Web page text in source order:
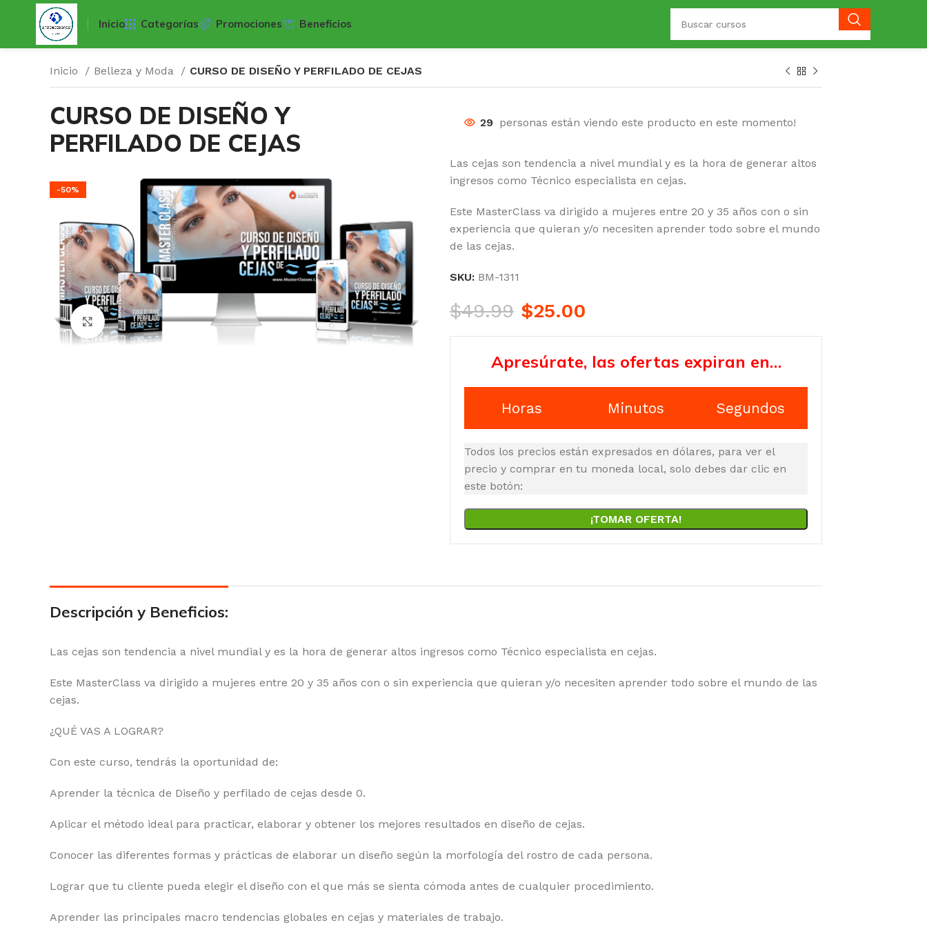
Inicio Categorías Promociones Beneficios
Inicio Belleza y Moda CURSO DE DISEÑO Y PERFILADO DE CEJAS
CURSO DE DISEÑO Y
PERFILADO DE CEJAS
-50%
Click para agrandar
29 personas están viendo este producto en este momento!
Las cejas son tendencia a nivel mundial y es la hora de generar altos
ingresos como Técnico especialista en cejas.
Este MasterClass va dirigido a mujeres entre 20 y 35 años con o sin
experiencia que quieran y/o necesiten aprender todo sobre el mundo
de las cejas.
SKU: BM-1311
$49.99 $25.00
Apresúrate, las ofertas expiran en…
Horas Minutos Segundos
Todos los precios están expresados en dólares, para ver el
precio y comprar en tu moneda local, solo debes dar clic en
este botón:
¡TOMAR OFERTA!
Descripción y Beneficios:
Las cejas son tendencia a nivel mundial y es la hora de generar altos ingresos como Técnico especialista en cejas.
Este MasterClass va dirigido a mujeres entre 20 y 35 años con o sin experiencia que quieran y/o necesiten aprender todo sobre el mundo de las
cejas.
¿QUÉ VAS A LOGRAR?
Con este curso, tendrás la oportunidad de:
Aprender la técnica de Diseño y perfilado de cejas desde 0.
Aplicar el método ideal para practicar, elaborar y obtener los mejores resultados en diseño de cejas.
Conocer las diferentes formas y prácticas de elaborar un diseño según la morfología del rostro de cada persona.
Lograr que tu cliente pueda elegir el diseño con el que más se sienta cómoda antes de cualquier procedimiento.
Aprender las principales macro tendencias globales en cejas y materiales de trabajo.